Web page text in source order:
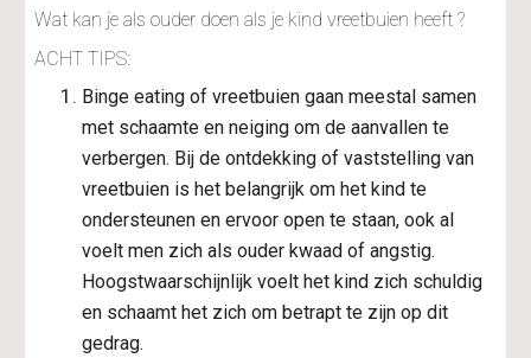
Wat kan je als ouder doen als je kind vreetbuien heeft ?
ACHT TIPS:
Binge eating of vreetbuien gaan meestal samen
met schaamte en neiging om de aanvallen te
verbergen. Bij de ontdekking of vaststelling van
vreetbuien is het belangrijk om het kind te
ondersteunen en ervoor open te staan, ook al
voelt men zich als ouder kwaad of angstig.
Hoogstwaarschijnlijk voelt het kind zich schuldig
en schaamt het zich om betrapt te zijn op dit
gedrag.